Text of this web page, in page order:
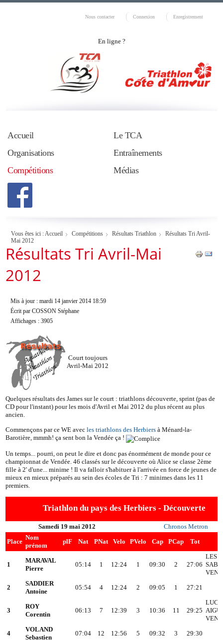
Nous contacter Connexion Enregistrement
En ligne ?
Accueil
Le TCA
Organisations
Entraînements
Compétitions
Médias
Vous êtes ici :Accueil Compétitions Résultats Triathlon
Résultats Tri Avril-
Mai 2012
Résultats Tri Avril-Mai
2012
Mis à jour : mardi 14 janvier 2014 18:59
Écrit par COSSON Stéphane
Affichages : 3905
Court toujours
Avril-Mai 2012
Quelques résultats des James sur le court : triathlons découverte, sprint (pas de
CD pour l'instant) pour les mois d'Avril et Mai 2012 du plus récent au plus
ancien.
Commençons par ce WE avecles triathlons des Herbiers à Ménard-la-
Barotière, mmmh! ça sent bon la Vendée ça !
Un temps... pourri, on peut le dire et donc pas énormément de monde pour ce
championnat de Vendée. 46 classés sur le découverte où Alice se classe 2ème
fille à 2' d'une... minime ! Il va falloir s'habituer à l'arrivée en force de jeunes de
mieux en mieux préparés au sein des écoles de Tri : 7 minimes dans les 11
premiers.
Triathlon du pays des Herbiers - Découverte
Samedi 19 mai 2012 Chronos Metron
Place
Nom
prénom
plF Nat PNat Velo PVelo Cap PCap Tot
1
MARAVAL
Pierre
05:14 1 12:24 1 09:30 2 27:06
LES
2
SADDIER
Antoine
05:54 4 12:24 2 09:05 1 27:21
3
ROY
Corentin
06:13 7 12:39 3 10:36 11 29:25
4
VOLAND
Sebastien
07:04 12 12:56 5 09:32 3 29:30